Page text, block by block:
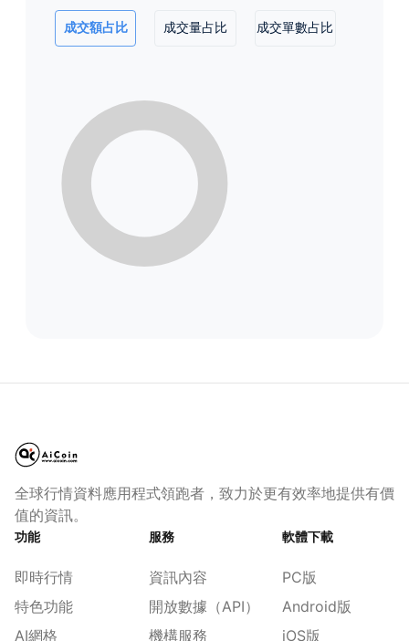
成交額占比 成交量占比 成交單數占比
全球行情資料應用程式領跑者，致力於更有效率地提供有價
值的資訊。
功能
即時行情
特色功能
AI網格
服務
資訊內容
開放數據（API）
機構服務
軟體下載
PC版
Android版
iOS版